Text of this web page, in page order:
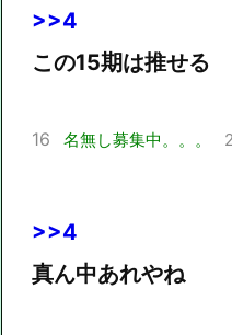
>>4
この15期は推せる
16 名無し募集中。。。
>>4
真ん中あれやね